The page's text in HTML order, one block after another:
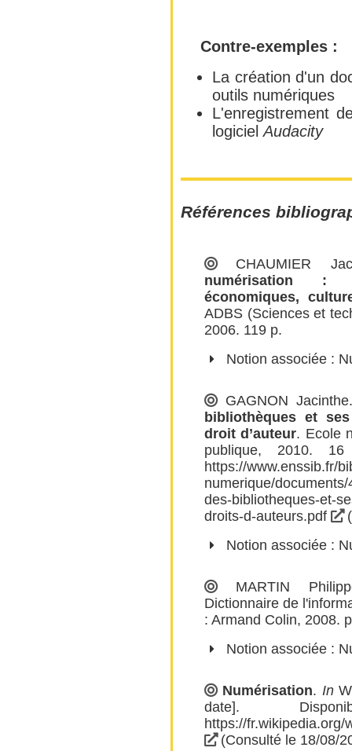
Contre-exemples :
La création d'un
outils numériques
L'enregistrement
logicielAudacity
Références
CHAUMIER
numérisation :
économiques,
ADBS (Sciences et
2006. 119 p.
Notion associée :
GAGNON Jacinthe
bibliothèques et
droit d’auteur. Ecole
publique, 2010. 16
https://www.enssib.fr/
numerique/
des-bibliotheques-et-
droits-d-auteurs.pdf
Notion associée :
MARTIN
Dictionnaire de
: Armand Colin, 2008.
Notion associée :
Numérisation. In
date].
https://fr.wikipedia.org/
(Consulté le 18/08/